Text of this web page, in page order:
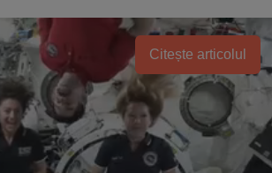
Citește articolul